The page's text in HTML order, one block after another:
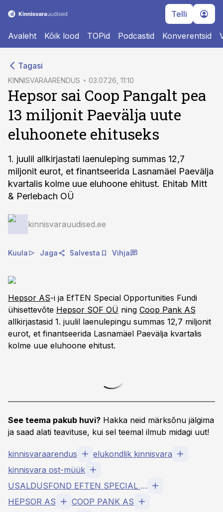
Telli
Avaleht Kõik lood TOPid Podcastid Konverentsid
Tagasi
KINNISVARAARENDUS 03.07.26, 11:10
Hepsor sai Coop Pangalt pea
13 miljonit Paevälja uute
eluhoonete ehituseks
1. juulil allkirjastati laenuleping summas 12,7
miljonit eurot, et finantseerida Lasnamäel Paevälja
kvartalis kolme uue eluhoone ehitust. Ehitab Mitt
& Perlebach OÜ
kinnisvarauudised.ee
Kuula Jaga Salvesta Vihja
Hepsor AS-i ja EfTEN Special Opportunities Fundi
ühisettevõte Hepsor SOF OÜ ning Coop Pank AS
allkirjastasid 1. juulil laenulepingu summas 12,7 miljonit
eurot, et finantseerida Lasnamäel Paevälja kvartalis
kolme uue eluhoone ehitust.
See teema pakub huvi? Hakka neid märksõnu jälgima
ja saad alati teavituse, kui sel teemal ilmub midagi uut!
kinnisvaraarendus
elukondlik kinnisvara
kinnisvara ost-müük
USALDUSFOND EFTEN SPECIAL OPPORTUNITIES FUND UÜ
HEPSOR AS
COOP PANK AS